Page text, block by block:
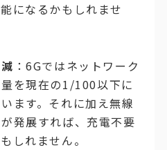
になるかもしれませ
：6Gではネットワーク
を現在の1/100以下に
ます。それに加え無線
発展すれば、充電不要
しれません。